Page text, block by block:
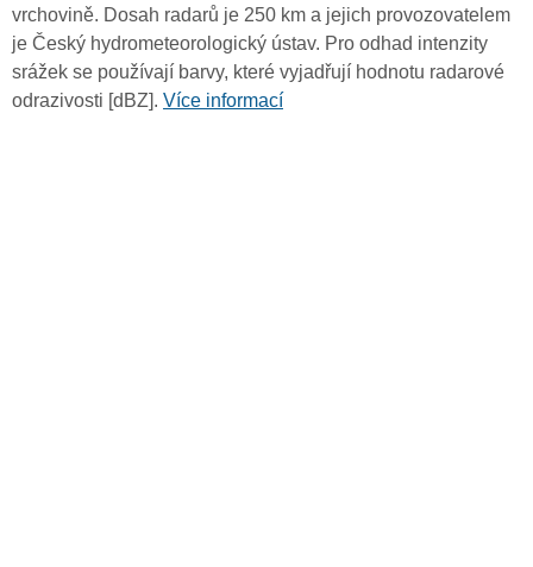
vrchovině. Dosah radarů je 250 km a jejich provozovatelem
je Český hydrometeorologický ústav. Pro odhad intenzity
srážek se používají barvy, které vyjadřují hodnotu radarové
odrazivosti [dBZ]. Více informací